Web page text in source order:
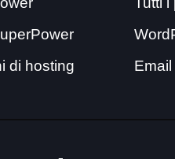
di hosting
Email